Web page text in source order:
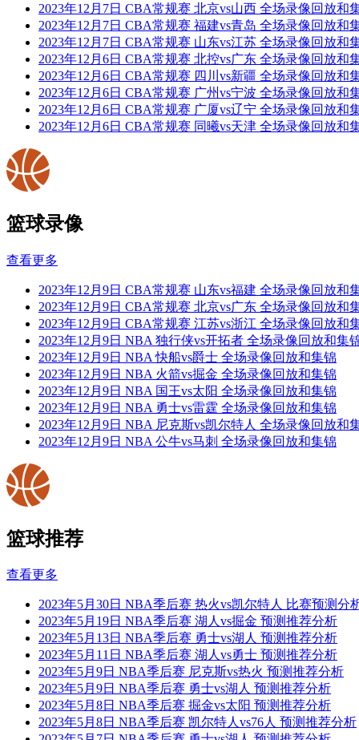
2023年12月7日 CBA常规赛 北京vs山西 全场录像回放和
2023年12月7日 CBA常规赛 福建vs青岛 全场录像回放和
2023年12月7日 CBA常规赛 山东vs江苏 全场录像回放和
2023年12月6日 CBA常规赛 北控vs广东 全场录像回放和
2023年12月6日 CBA常规赛 四川vs新疆 全场录像回放和
2023年12月6日 CBA常规赛 广州vs宁波 全场录像回放和
2023年12月6日 CBA常规赛 广厦vs辽宁 全场录像回放和
2023年12月6日 CBA常规赛 同曦vs天津 全场录像回放和
篮球录像
查看更多
2023年12月9日 CBA常规赛 山东vs福建 全场录像回放和
2023年12月9日 CBA常规赛 北京vs广东 全场录像回放和
2023年12月9日 CBA常规赛 江苏vs浙江 全场录像回放和
2023年12月9日 NBA 独行侠vs开拓者 全场录像回放和集
2023年12月9日 NBA 快船vs爵士 全场录像回放和集锦
2023年12月9日 NBA 火箭vs掘金 全场录像回放和集锦
2023年12月9日 NBA 国王vs太阳 全场录像回放和集锦
2023年12月9日 NBA 勇士vs雷霆 全场录像回放和集锦
2023年12月9日 NBA 尼克斯vs凯尔特人 全场录像回放和
2023年12月9日 NBA 公牛vs马刺 全场录像回放和集锦
篮球推荐
查看更多
2023年5月30日 NBA季后赛 热火vs凯尔特人 比赛预测分
2023年5月19日 NBA季后赛 湖人vs掘金 预测推荐分析
2023年5月13日 NBA季后赛 勇士vs湖人 预测推荐分析
2023年5月11日 NBA季后赛 湖人vs勇士 预测推荐分析
2023年5月9日 NBA季后赛 尼克斯vs热火 预测推荐分析
2023年5月9日 NBA季后赛 勇士vs湖人 预测推荐分析
2023年5月8日 NBA季后赛 掘金vs太阳 预测推荐分析
2023年5月8日 NBA季后赛 凯尔特人vs76人 预测推荐分析